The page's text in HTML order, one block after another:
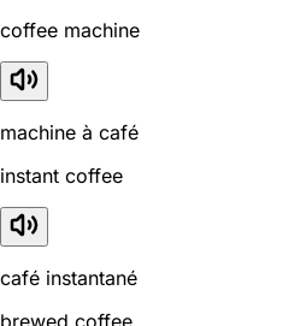
coffee machine
machine à café
instant coffee
café instantané
brewed coffee